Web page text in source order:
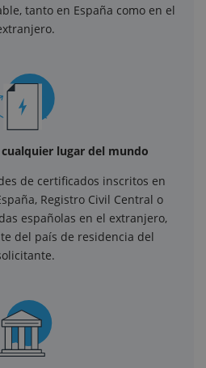
tanto en España como en el
lugar del mundo
de certificados inscritos en
Registro Civil Central o
españolas en el extranjero,
del país de residencia del